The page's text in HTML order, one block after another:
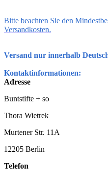
Bitte beachten Sie den
Versandkosten.
Versand nur innerhalb
Kontaktinformationen:
Adresse
Buntstifte + so
Thora Wietrek
Murtener Str. 11A
12205 Berlin
Telefon